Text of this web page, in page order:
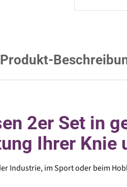
Produkt-
2er Set in
Ihrer Knie
Industrie, im Sport oder beim